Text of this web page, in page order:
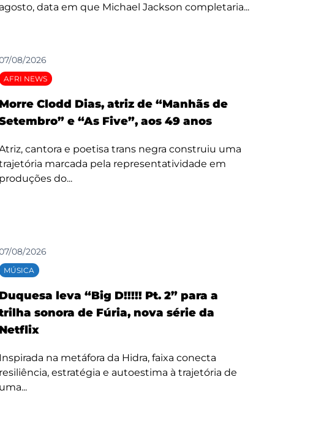
agosto, data em que Michael Jackson completaria...
08/2026
AFRI NEWS
Morre Clodd Dias, atriz de “Manhãs de
e “As Five”, aos 49 anos
cantora e poetisa trans negra construiu uma
marcada pela representatividade em
produções do...
08/2026
MÚSICA
Duquesa leva “Big D!!!!! Pt. 2” para a
sonora de Fúria, nova série da
Netflix
Inspirada na metáfora da Hidra, faixa conecta
resiliência, estratégia e autoestima à trajetória de
uma...